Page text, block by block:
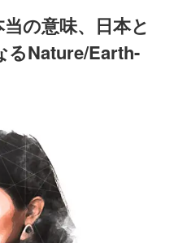
の意味、日本と
るNature/Earth-